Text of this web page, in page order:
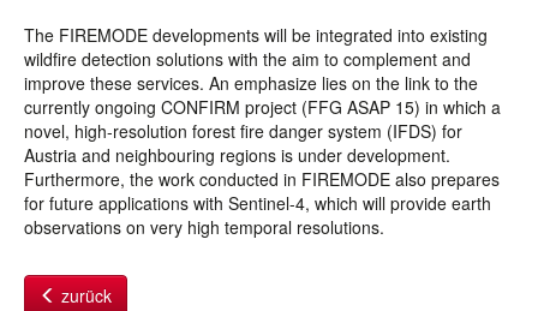
The FIREMODE developments will be integrated into existing
wildfire detection solutions with the aim to complement and
improve these services. An emphasize lies on the link to the
currently ongoing CONFIRM project (FFG ASAP 15) in which a
novel, high-resolution forest fire danger system (IFDS) for
Austria and neighbouring regions is under development.
Furthermore, the work conducted in FIREMODE also prepares
for future applications with Sentinel-4, which will provide earth
observations on very high temporal resolutions.
zurück